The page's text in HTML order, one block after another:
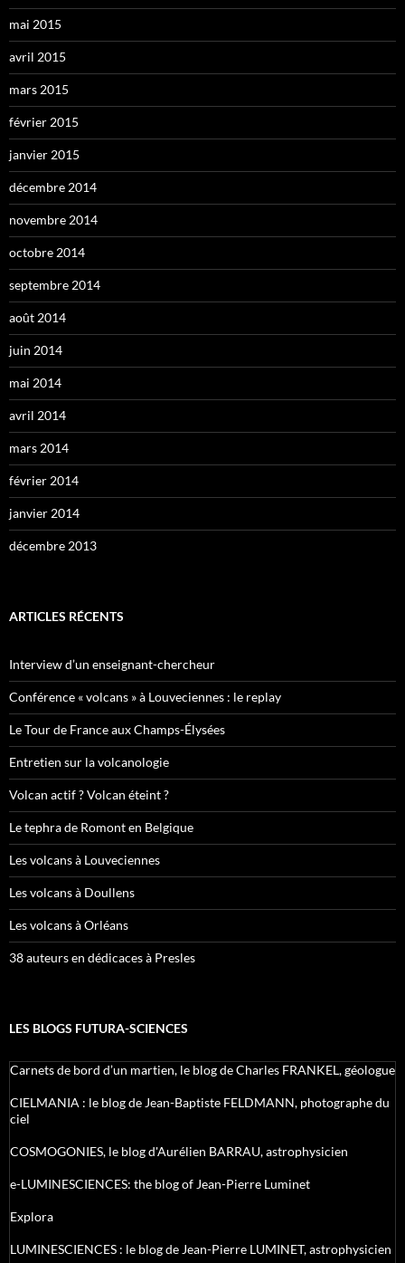
mai 2015
avril 2015
mars 2015
février 2015
janvier 2015
décembre 2014
novembre 2014
octobre 2014
septembre 2014
août 2014
juin 2014
mai 2014
avril 2014
mars 2014
février 2014
janvier 2014
décembre 2013
ARTICLES RÉCENTS
Interview d’un enseignant-chercheur
Conférence « volcans » à Louveciennes : le replay
Le Tour de France aux Champs-Élysées
Entretien sur la volcanologie
Volcan actif ? Volcan éteint ?
Le tephra de Romont en Belgique
Les volcans à Louveciennes
Les volcans à Doullens
Les volcans à Orléans
38 auteurs en dédicaces à Presles
LES BLOGS FUTURA-SCIENCES
Carnets de bord d’un martien, le blog de Charles FRANKEL, géologue
CIELMANIA : le blog de Jean-Baptiste FELDMANN, photographe du
ciel
COSMOGONIES, le blog d'Aurélien BARRAU, astrophysicien
e-LUMINESCIENCES: the blog of Jean-Pierre Luminet
Explora
LUMINESCIENCES : le blog de Jean-Pierre LUMINET, astrophysicien